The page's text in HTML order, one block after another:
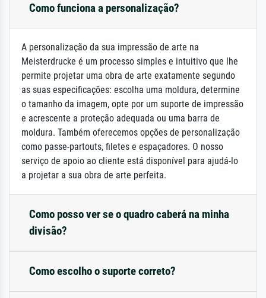
Como funciona a personalização?
A personalização da sua impressão de arte na
Meisterdrucke é um processo simples e intuitivo que lhe
permite projetar uma obra de arte exatamente segundo
as suas especificações: escolha uma moldura, determine
o tamanho da imagem, opte por um suporte de impressão
e acrescente a proteção adequada ou uma barra de
moldura. Também oferecemos opções de personalização
como passe-partouts, filetes e espaçadores. O nosso
serviço de apoio ao cliente está disponível para ajudá-lo
a projetar a sua obra de arte perfeita.
Como posso ver se o quadro caberá na minha
divisão?
Como escolho o suporte correto?